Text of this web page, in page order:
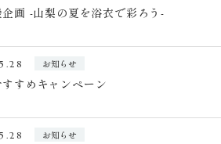
画 -山梨の夏を浴衣で彩ろう-
お知らせ
すめキャンペーン
お知らせ